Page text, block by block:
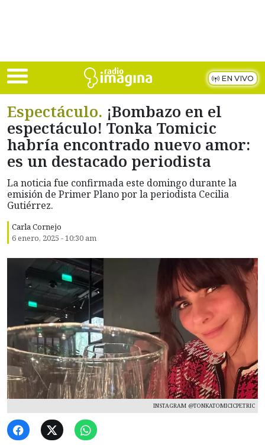
EN VIVO
Espectáculo. ¡Bombazo en el
espectáculo! Tonka Tomicic
habría encontrado nuevo amor:
es un destacado periodista
La noticia fue confirmada este domingo durante la
emisión de Primer Plano por la periodista Cecilia
Gutiérrez.
Carla Cornejo
6 enero, 2025 - 10:30 am
INSTAGRAM @TONKATOMICICPETRIC